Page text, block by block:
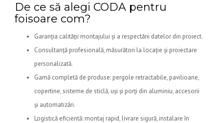
De ce să alegi CODA pentru
foisoare com?
Garanția calității montajului și a respectării datelor din proiect.
Consultanță profesională, măsurători la locație și proiectare
personalizată.
Gamă completă de produse: pergole retractabile, pavilioane,
copertine, sisteme de sticlă, uși și porți din aluminiu, accesorii
și automatizări.
Logistică eficientă: montaj rapid, livrare sigură, instalare în